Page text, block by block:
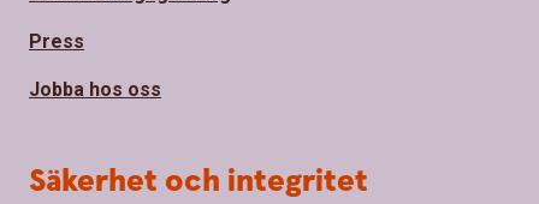
Press
Jobba hos oss
Säkerhet och integritet